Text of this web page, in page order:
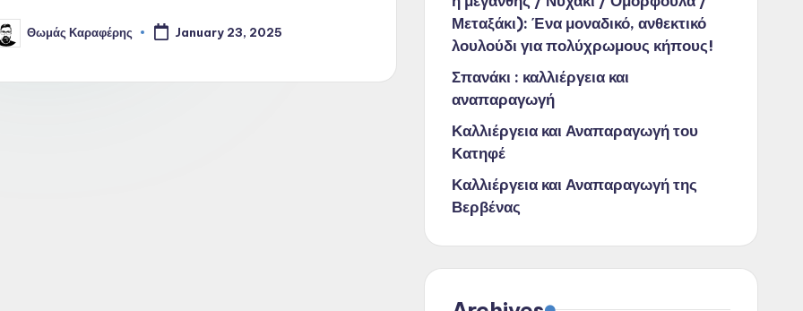
Θωμάς Καραφέρης January 23, 2025
Μεταξάκι): Ένα μοναδικό, ανθεκτικό
λουλούδι για πολύχρωμους κήπους!
Σπανάκι : καλλιέργεια και
αναπαραγωγή
Καλλιέργεια και Αναπαραγωγή του
Κατηφέ
Καλλιέργεια και Αναπαραγωγή της
Βερβένας